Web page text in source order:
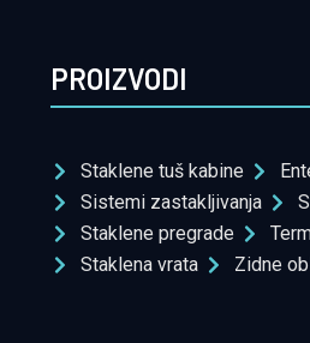
PROIZVODI
Staklene tuš kabine
Sistemi zastakljivanja
Staklene pregrade
Staklena vrata
Zidne